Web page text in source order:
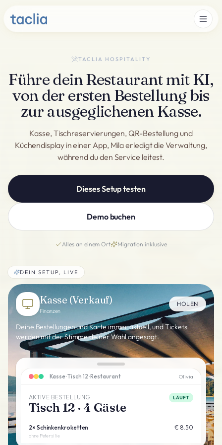
TACLIA HOSPITALITY
Führe dein Restaurant mit KI,
von der ersten Bestellung bis
zur ausgeglichenen Kasse.
Kasse, Tischreservierungen, QR-Bestellung und
Küchendisplay in einer App, Mila erledigt die Verwaltung,
während du den Service leitest.
Dieses Setup testen
Demo buchen
Alles an einem Ort Migration inklusive
DEIN SETUP, LIVE
Kasse (Verkauf)
Finanzen
HOLEN
Deine Bestellungen und Karte immer aktuell, und Tickets
werden mit der Stimme deiner Wahl angesagt.
Kasse · Tisch 12 · Restaurant Olivia
AKTIVE BESTELLUNG
Tisch 12 · 4 Gäste
LÄUFT
2× Schinkenkroketten
ohne Petersilie
€ 8.50